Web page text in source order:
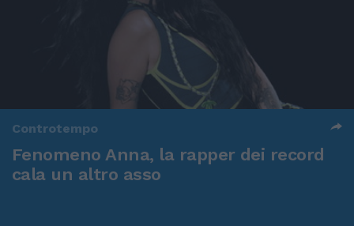
Controtempo
Fenomeno Anna, la rapper dei record
cala un altro asso